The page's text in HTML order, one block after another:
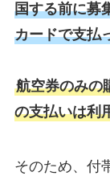
国する前に募
カードで支払
航空券のみの
の支払いは利
そのため、付